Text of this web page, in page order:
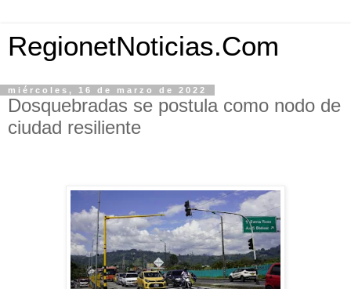
RegionetNoticias.Com
miércoles, 16 de marzo de 2022
Dosquebradas se postula como nodo de
ciudad resiliente